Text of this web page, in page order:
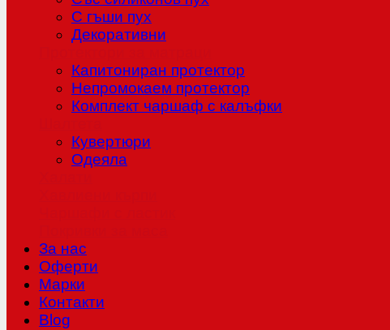
С гъши пух
Декоративни
Капитониран протектор
Непромокаем протектор
Комплект чаршаф с калъфки
Кувертюри
Одеяла
За нас
Оферти
Mарки
Контакти
Blog